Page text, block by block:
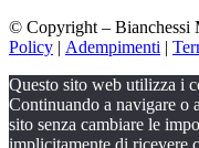
© Copyright – Bianchessi
Policy | Adempimenti |
Questo sito web utilizza i
Continuando a navigare o
sito senza cambiare le
implicitamente di ricevere